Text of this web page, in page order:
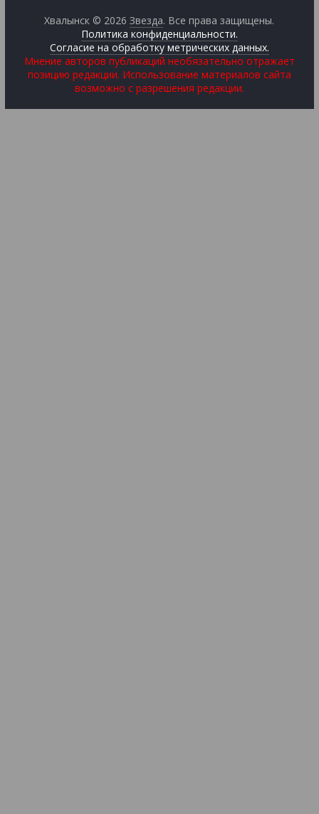
Хвалынск © 2026Звезда. Все права защищены.
Политика конфиденциальности.
Согласие на обработку метрических данных.
Мнение авторов публикаций необязательно отражает
позицию редакции. Использование материалов сайта
возможно с разрешения редакции.